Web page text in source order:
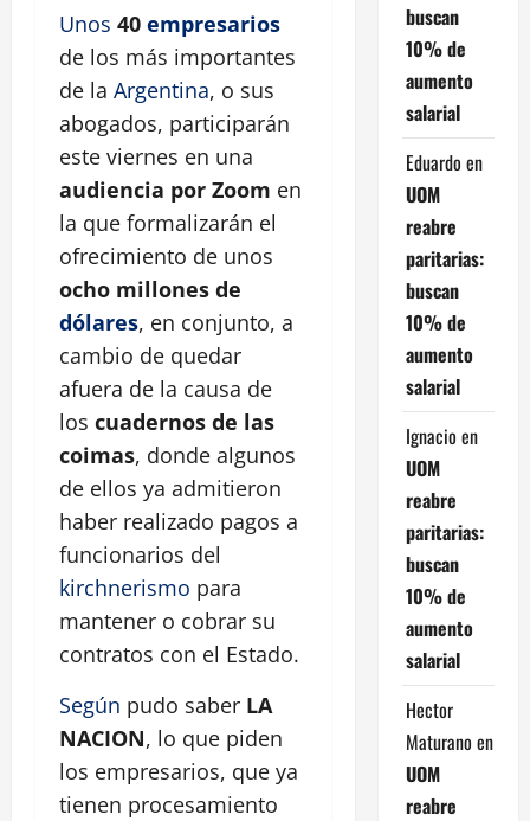
Unos 40 empresarios
de los más importantes
de la Argentina, o sus
abogados, participarán
este viernes en una
audiencia por Zoom en
la que formalizarán el
ofrecimiento de unos
ocho millones de
dólares, en conjunto, a
cambio de quedar
afuera de la causa de
los cuadernos de las
coimas, donde algunos
de ellos ya admitieron
haber realizado pagos a
funcionarios del
kirchnerismo para
mantener o cobrar su
contratos con el Estado.
Según pudo saber LA
NACION, lo que piden
los empresarios, que ya
tienen procesamiento
buscan
10% de
aumento
salarial
Eduardo en
UOM
reabre
paritarias:
buscan
10% de
aumento
salarial
Ignacio en
UOM
reabre
paritarias:
buscan
10% de
aumento
salarial
Hector
Maturano en
UOM
reabre